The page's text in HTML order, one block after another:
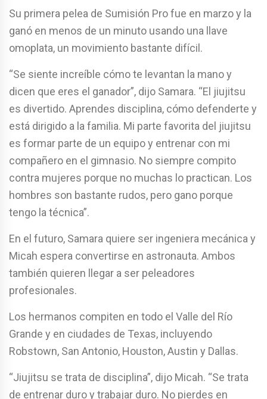
Su primera pelea de Sumisión Pro fue en marzo y la
ganó en menos de un minuto usando una llave
omoplata, un movimiento bastante difícil.
“Se siente increíble cómo te levantan la mano y
dicen que eres el ganador”, dijo Samara. “El jiujitsu
es divertido. Aprendes disciplina, cómo defenderte y
está dirigido a la familia. Mi parte favorita del jiujitsu
es formar parte de un equipo y entrenar con mi
compañero en el gimnasio. No siempre compito
contra mujeres porque no muchas lo practican. Los
hombres son bastante rudos, pero gano porque
tengo la técnica”.
En el futuro, Samara quiere ser ingeniera mecánica y
Micah espera convertirse en astronauta. Ambos
también quieren llegar a ser peleadores
profesionales.
Los hermanos compiten en todo el Valle del Río
Grande y en ciudades de Texas, incluyendo
Robstown, San Antonio, Houston, Austin y Dallas.
“Jiujitsu se trata de disciplina”, dijo Micah. “Se trata
de entrenar duro y trabajar duro. No pierdes en